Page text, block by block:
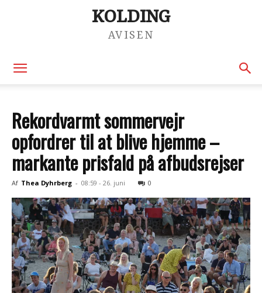
KOLDING
AVISEN
Rekordvarmt sommervejr
opfordrer til at blive hjemme –
markante prisfald på afbudsrejser
Af Thea Dyhrberg - 08:59 - 26. juni 0